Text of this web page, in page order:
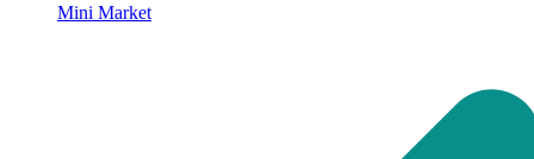
Mini Market